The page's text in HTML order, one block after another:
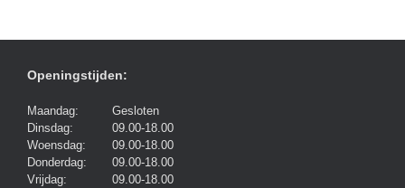
Openingstijden:
Maandag:
Gesloten
Dinsdag:
09.00-18.00
Woensdag:
09.00-18.00
Donderdag:
09.00-18.00
Vrijdag:
09.00-18.00